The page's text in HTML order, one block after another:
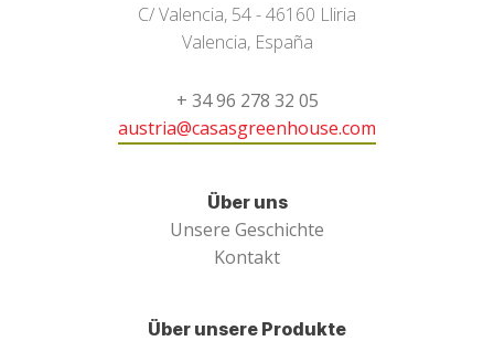
C/ Valencia, 54 - 46160 Lliria
Valencia, España
+ 34 96 278 32 05
austria@casasgreenhouse.com
Über uns
Unsere Geschichte
Kontakt
Über unsere Produkte